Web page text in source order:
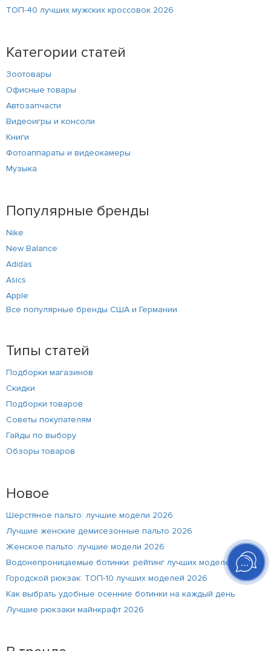
ТОП-40 лучших мужских кроссовок 2026
Категории статей
Зоотовары
Офисные товары
Автозапчасти
Видеоигры и консоли
Книги
Фотоаппараты и видеокамеры
Музыка
Популярные бренды
Nike
New Balance
Adidas
Asics
Apple
Все популярные бренды США и Германии
Типы статей
Подборки магазинов
Скидки
Подборки товаров
Советы покупателям
Гайды по выбору
Обзоры товаров
Новое
Шерстяное пальто: лучшие модели 2026
Лучшие женские демисезонные пальто 2026
Женское пальто: лучшие модели 2026
Водонепроницаемые ботинки: рейтинг лучших моделей 2026
Городской рюкзак: ТОП-10 лучших моделей 2026
Как выбрать удобные осенние ботинки на каждый день
Лучшие рюкзаки майнкрафт 2026